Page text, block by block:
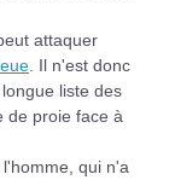
attaquer
. Il n'est donc
liste des
de proie face à
qui n'a